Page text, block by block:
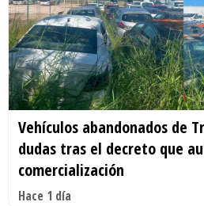
Vehículos abandonados de
dudas tras el decreto que
comercialización
Hace 1 día